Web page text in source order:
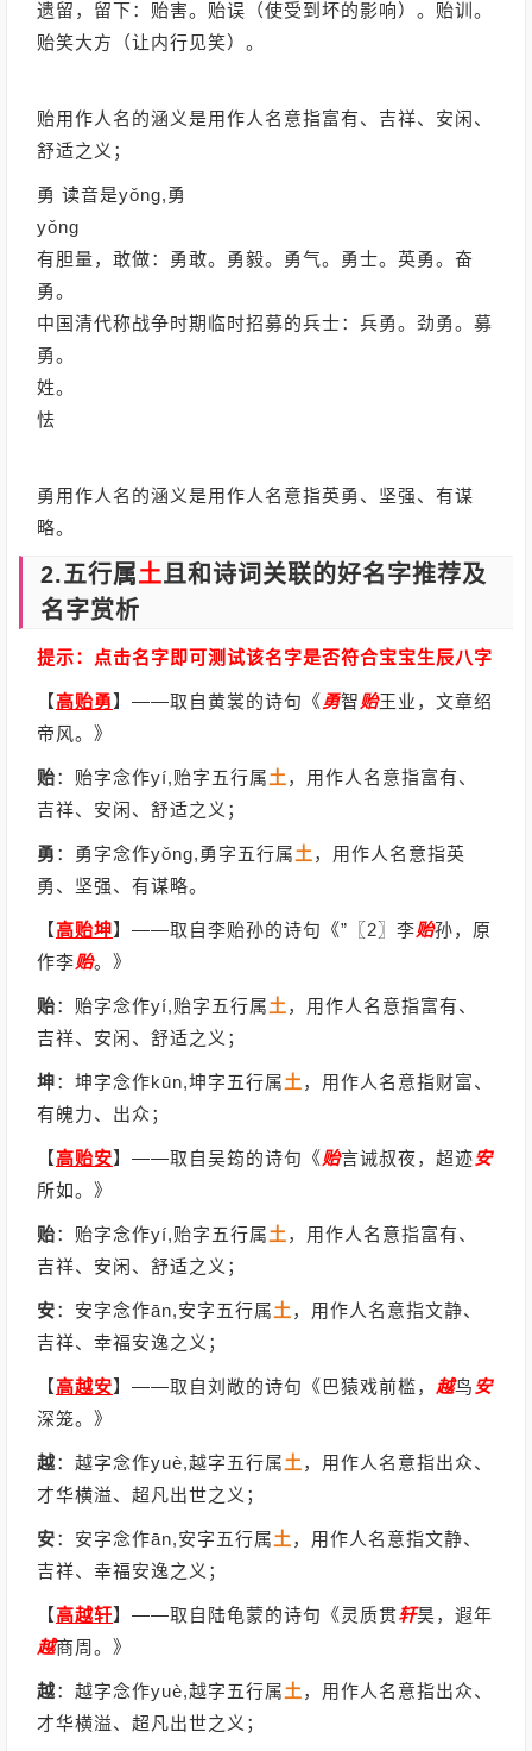
遗留，留下：贻害。贻误（使受到坏的影响）。贻训。
贻笑大方（让内行见笑）。
贻用作人名的涵义是用作人名意指富有、吉祥、安闲、
舒适之义；
勇 读音是yǒng,勇
yǒng
有胆量，敢做：勇敢。勇毅。勇气。勇士。英勇。奋
勇。
中国清代称战争时期临时招募的兵士：兵勇。劲勇。募
勇。
姓。
怯
勇用作人名的涵义是用作人名意指英勇、坚强、有谋
略。
2.五行属土且和诗词关联的好名字推荐及
名字赏析
提示：点击名字即可测试该名字是否符合宝宝生辰八字
【高贻勇】 ——取自黄裳的诗句《 勇智贻王业，文章绍
帝风。》
贻：贻字念作yí,贻字五行属土 ，用作人名意指富有、
吉祥、安闲、舒适之义；
勇 ：勇字念作yǒng,勇字五行属土 ，用作人名意指英
勇、坚强、有谋略。
【高贻坤】 ——取自李贻孙的诗句《”〖2〗李贻孙，原
作李贻。》
贻：贻字念作yí,贻字五行属土 ，用作人名意指富有、
吉祥、安闲、舒适之义；
坤：坤字念作kūn,坤字五行属土 ，用作人名意指财富、
有魄力、出众；
【高贻安】 ——取自吴筠的诗句《贻言诫叔夜，超迹安
所如。》
贻：贻字念作yí,贻字五行属土 ，用作人名意指富有、
吉祥、安闲、舒适之义；
安：安字念作ān,安字五行属土 ，用作人名意指文静、
吉祥、幸福安逸之义；
【高越安】 ——取自刘敞的诗句《巴猿戏前槛， 越鸟 安
深笼。》
越：越字念作yuè,越字五行属土 ，用作人名意指出众、
才华横溢、超凡出世之义；
安：安字念作ān,安字五行属土 ，用作人名意指文静、
吉祥、幸福安逸之义；
【高越轩】 ——取自陆龟蒙的诗句《灵质贯轩昊，遐年
越商周。》
越：越字念作yuè,越字五行属土 ，用作人名意指出众、
才华横溢、超凡出世之义；